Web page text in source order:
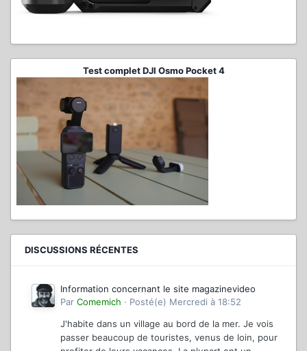
Test complet DJI Osmo Pocket 4
DISCUSSIONS RÉCENTES
Information concernant le site magazinevideo
Par Comemich · Posté(e) Mercredi à 18:52
J'habite dans un village au bord de la mer. Je vois
passer beaucoup de touristes, venus de loin, pour